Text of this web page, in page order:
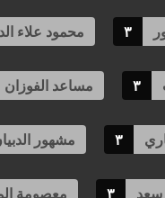
٣ محمود علاء
٣ مساعد الفوزان
٣ مشهور
سعد ٣ معصومة